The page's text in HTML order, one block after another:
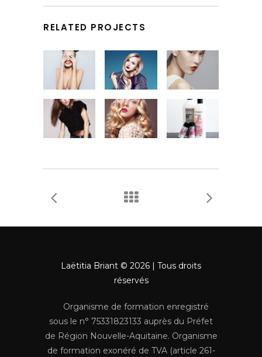
RELATED PROJECTS
Laëtitia Briant © 2026 | Tous droits
réservés
Organisme de formation enregistré
sous le n° 75331823133 auprès du Préfet
de Région Nouvelle-Aquitaine. Organisme
de formation exonéré de TVA (article 261-